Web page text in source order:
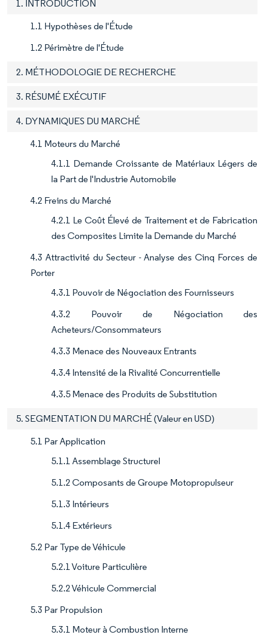
1. INTRODUCTION
1.1 Hypothèses de l'Étude
1.2 Périmètre de l'Étude
2. MÉTHODOLOGIE DE RECHERCHE
3. RÉSUMÉ EXÉCUTIF
4. DYNAMIQUES DU MARCHÉ
4.1 Moteurs du Marché
4.1.1 Demande Croissante de Matériaux Légers de
la Part de l'Industrie Automobile
4.2 Freins du Marché
4.2.1 Le Coût Élevé de Traitement et de Fabrication
des Composites Limite la Demande du Marché
4.3 Attractivité du Secteur - Analyse des Cinq Forces de
Porter
4.3.1 Pouvoir de Négociation des Fournisseurs
4.3.2 Pouvoir de Négociation des
Acheteurs/Consommateurs
4.3.3 Menace des Nouveaux Entrants
4.3.4 Intensité de la Rivalité Concurrentielle
4.3.5 Menace des Produits de Substitution
5. SEGMENTATION DU MARCHÉ (Valeur en USD)
5.1 Par Application
5.1.1 Assemblage Structurel
5.1.2 Composants de Groupe Motopropulseur
5.1.3 Intérieurs
5.1.4 Extérieurs
5.2 Par Type de Véhicule
5.2.1 Voiture Particulière
5.2.2 Véhicule Commercial
5.3 Par Propulsion
5.3.1 Moteur à Combustion Interne